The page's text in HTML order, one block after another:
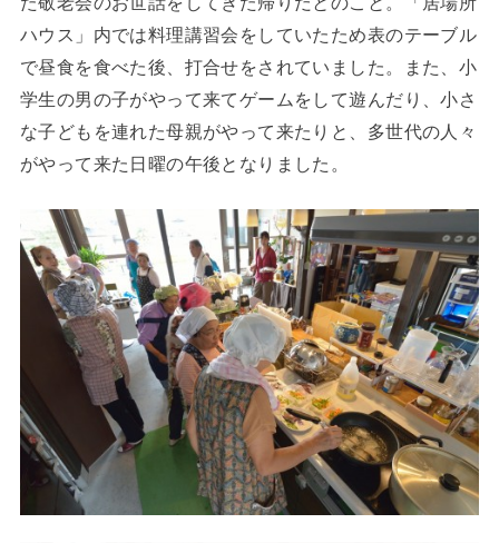
ハウス」内では料理講習会をしていたため表のテーブル
で昼食を食べた後、打合せをされていました。また、小
学生の男の子がやって来てゲームをして遊んだり、小さ
な子どもを連れた母親がやって来たりと、多世代の人々
がやって来た日曜の午後となりました。